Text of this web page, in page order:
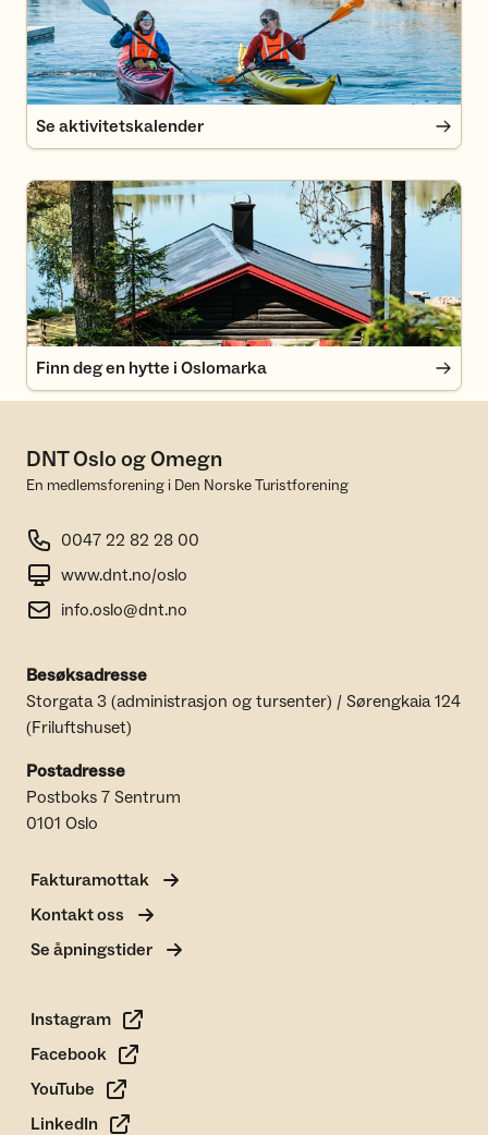
Se aktivitetskalender
Finn deg en hytte i Oslomarka
Finn deg en hytte i Oslomarka
DNT Oslo og Omegn
En medlemsforening i Den Norske Turistforening
0047 22 82 28 00
www.dnt.no/oslo
info.oslo@dnt.no
Besøksadresse
Storgata 3 (administrasjon og tursenter) / Sørengkaia 124
(Friluftshuset)
Postadresse
Postboks 7 Sentrum
0101 Oslo
Fakturamottak
Kontakt oss
Se åpningstider
Instagram
Facebook
YouTube
LinkedIn